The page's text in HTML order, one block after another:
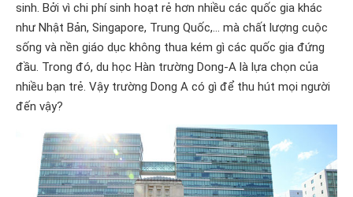
sinh. Bởi vì chi phí sinh hoạt rẻ hơn nhiều các quốc gia khác
như Nhật Bản, Singapore, Trung Quốc,… mà chất lượng cuộc
sống và nền giáo dục không thua kém gì các quốc gia đứng
đầu. Trong đó, du học Hàn trường Dong-A là lựa chọn của
nhiều bạn trẻ. Vậy trường Dong A có gì để thu hút mọi người
đến vậy?